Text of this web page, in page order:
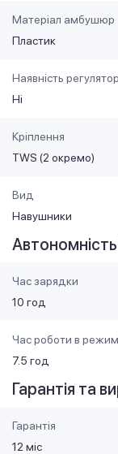
Матеріал амбушюр
Пластик
Наявність
Ні
Кріплення
TWS (2 окремо)
Вид
Навушники
Час зарядки
10 год
Час роботи в
7.5 год
Гарантія та
Гарантія
12 міс